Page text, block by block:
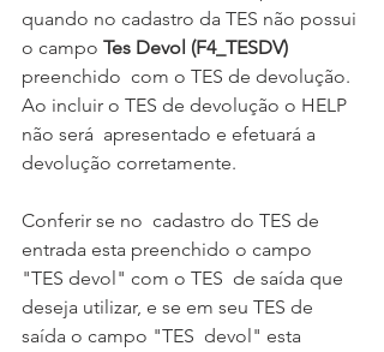
quando no cadastro da TES não possui
o campo Tes Devol (F4_TESDV)
preenchido  com o TES de devolução.
Ao incluir o TES de devolução o HELP
não será  apresentado e efetuará a
devolução corretamente.
Conferir se no  cadastro do TES de
entrada esta preenchido o campo
"TES devol" com o TES  de saída que
deseja utilizar, e se em seu TES de
saída o campo "TES  devol" esta